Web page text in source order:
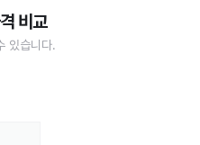
비교
있습니다.